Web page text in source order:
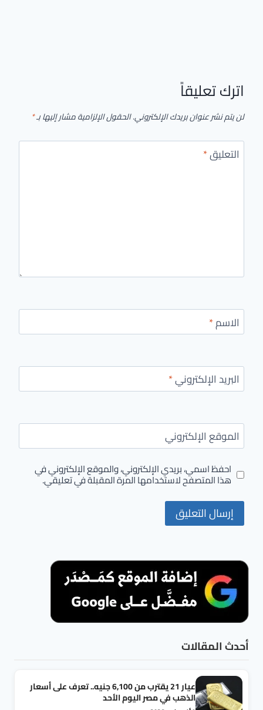
اترك تعليقاً
لن يتم نشر عنوان بريدك الإلكتروني.الحقول الإلزامية مشار إليها بـ*
التعليق*
الاسم*
البريد الإلكتروني*
الموقع الإلكتروني
احفظ اسمي، بريدي الإلكتروني، والموقع الإلكتروني في
هذا المتصفح لاستخدامها المرة المقبلة في تعليقي.
أحدث المقالات
عيار 21 يقترب من 6,100 جنيه.. تعرف على أسعار
الذهب في مصر اليوم الأحد